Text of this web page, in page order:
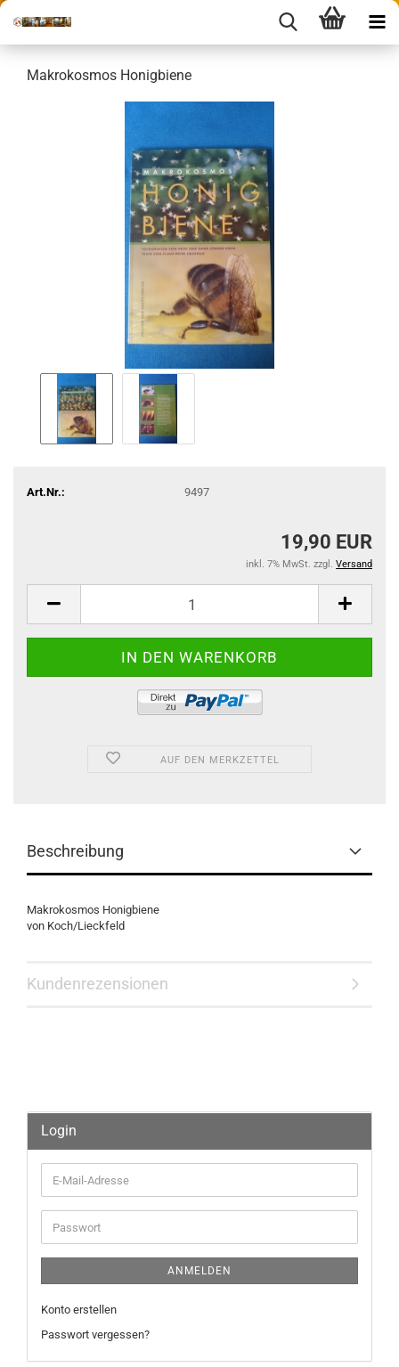
Makrokosmos Honigbiene
Art.Nr.: 9497
19,90 EUR
inkl. 7% MwSt. zzgl. Versand
AUF DEN MERKZETTEL
Beschreibung
Makrokosmos Honigbiene
von Koch/Lieckfeld
Kundenrezensionen
Login
E-
Mail-
Adresse
Passwort
ANMELDEN
Konto erstellen
Passwort vergessen?